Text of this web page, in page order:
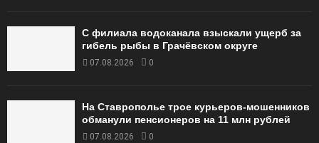
С филиала водоканала взыскали ущерб за
гибель рыбы в Грачёвском округе
07.08.2026 0
На Ставрополье трое курьеров-мошенников
обманули пенсионеров на 11 млн рублей
07.08.2026 0